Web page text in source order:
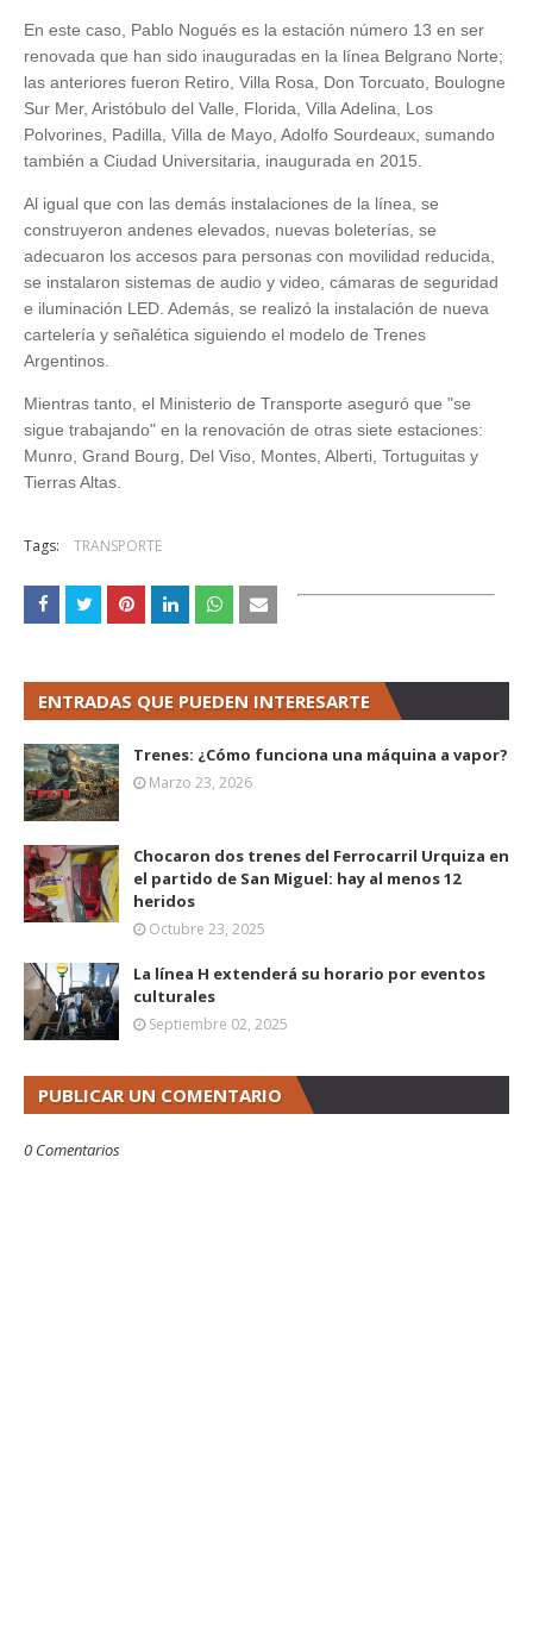
En este caso, Pablo Nogués es la estación número 13 en ser
renovada que han sido inauguradas en la línea Belgrano Norte;
las anteriores fueron Retiro, Villa Rosa, Don Torcuato, Boulogne
Sur Mer, Aristóbulo del Valle, Florida, Villa Adelina, Los
Polvorines, Padilla, Villa de Mayo, Adolfo Sourdeaux, sumando
también a Ciudad Universitaria, inaugurada en 2015.
Al igual que con las demás instalaciones de la línea, se
construyeron andenes elevados, nuevas boleterías, se
adecuaron los accesos para personas con movilidad reducida,
se instalaron sistemas de audio y video, cámaras de seguridad
e iluminación LED. Además, se realizó la instalación de nueva
cartelería y señalética siguiendo el modelo de Trenes
Argentinos.
Mientras tanto, el Ministerio de Transporte aseguró que "se
sigue trabajando" en la renovación de otras siete estaciones:
Munro, Grand Bourg, Del Viso, Montes, Alberti, Tortuguitas y
Tierras Altas.
Tags: TRANSPORTE
ENTRADAS QUE PUEDEN INTERESARTE
Trenes: ¿Cómo funciona una máquina a vapor?
Marzo 23, 2026
Chocaron dos trenes del Ferrocarril Urquiza en
el partido de San Miguel: hay al menos 12
heridos
Octubre 23, 2025
La línea H extenderá su horario por eventos
culturales
Septiembre 02, 2025
PUBLICAR UN COMENTARIO
0 Comentarios